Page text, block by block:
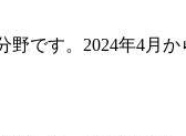
野です。2024年4月